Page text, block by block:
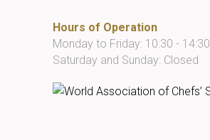
Hours of Operation
Monday to Friday: 10:30 - 14:30
Saturday and Sunday: Closed